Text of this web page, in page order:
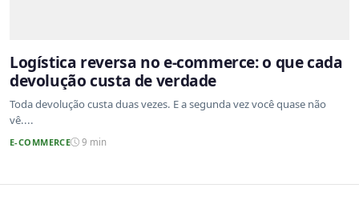
Logística reversa no e-commerce: o que cada
devolução custa de verdade
Toda devolução custa duas vezes. E a segunda vez você quase não
vê....
E-COMMERCE 9 min